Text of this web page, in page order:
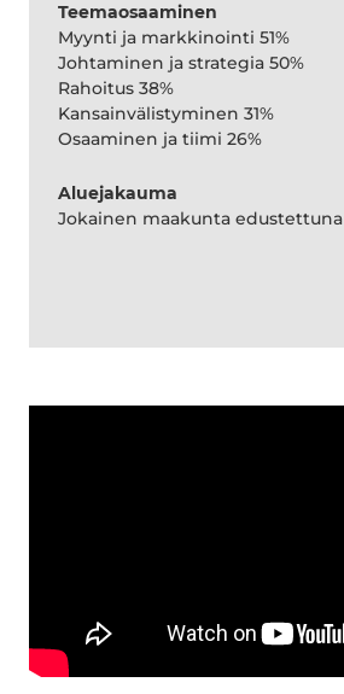
Teemaosaaminen
Myynti ja markkinointi 51%
Johtaminen ja strategia 50%
Rahoitus 38%
Kansainvälistyminen 31%
Osaaminen ja tiimi 26%
Aluejakauma
Jokainen maakunta edustettuna